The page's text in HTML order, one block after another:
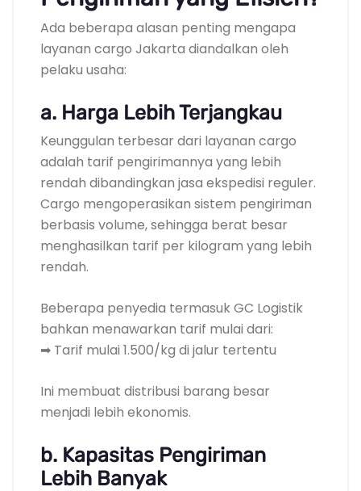
Ada beberapa alasan penting mengapa
layanan cargo Jakarta diandalkan oleh
pelaku usaha:
a. Harga Lebih Terjangkau
Keunggulan terbesar dari layanan cargo
adalah tarif pengirimannya yang lebih
rendah dibandingkan jasa ekspedisi reguler.
Cargo mengoperasikan sistem pengiriman
berbasis volume, sehingga berat besar
menghasilkan tarif per kilogram yang lebih
rendah.
Beberapa penyedia termasuk GC Logistik
bahkan menawarkan tarif mulai dari:
➡ Tarif mulai 1.500/kg di jalur tertentu
Ini membuat distribusi barang besar
menjadi lebih ekonomis.
b. Kapasitas Pengiriman
Lebih Banyak